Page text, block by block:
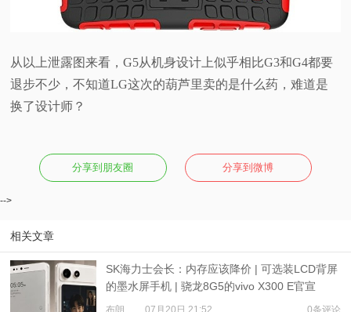
从以上泄露图来看，G5从机身设计上似乎相比G3和G4都要
退步不少，不知道LG这次的葫芦里卖的是什么药，难道是
换了设计师？
分享到朋友圈 分享到微博
-->
相关文章
SK海力士会长：内存应该降价 | 可选装LCD背屏
的墨水屏手机 | 骁龙8G5的vivo X300 E官宣
布朗 07月20日 21:52 0条评论